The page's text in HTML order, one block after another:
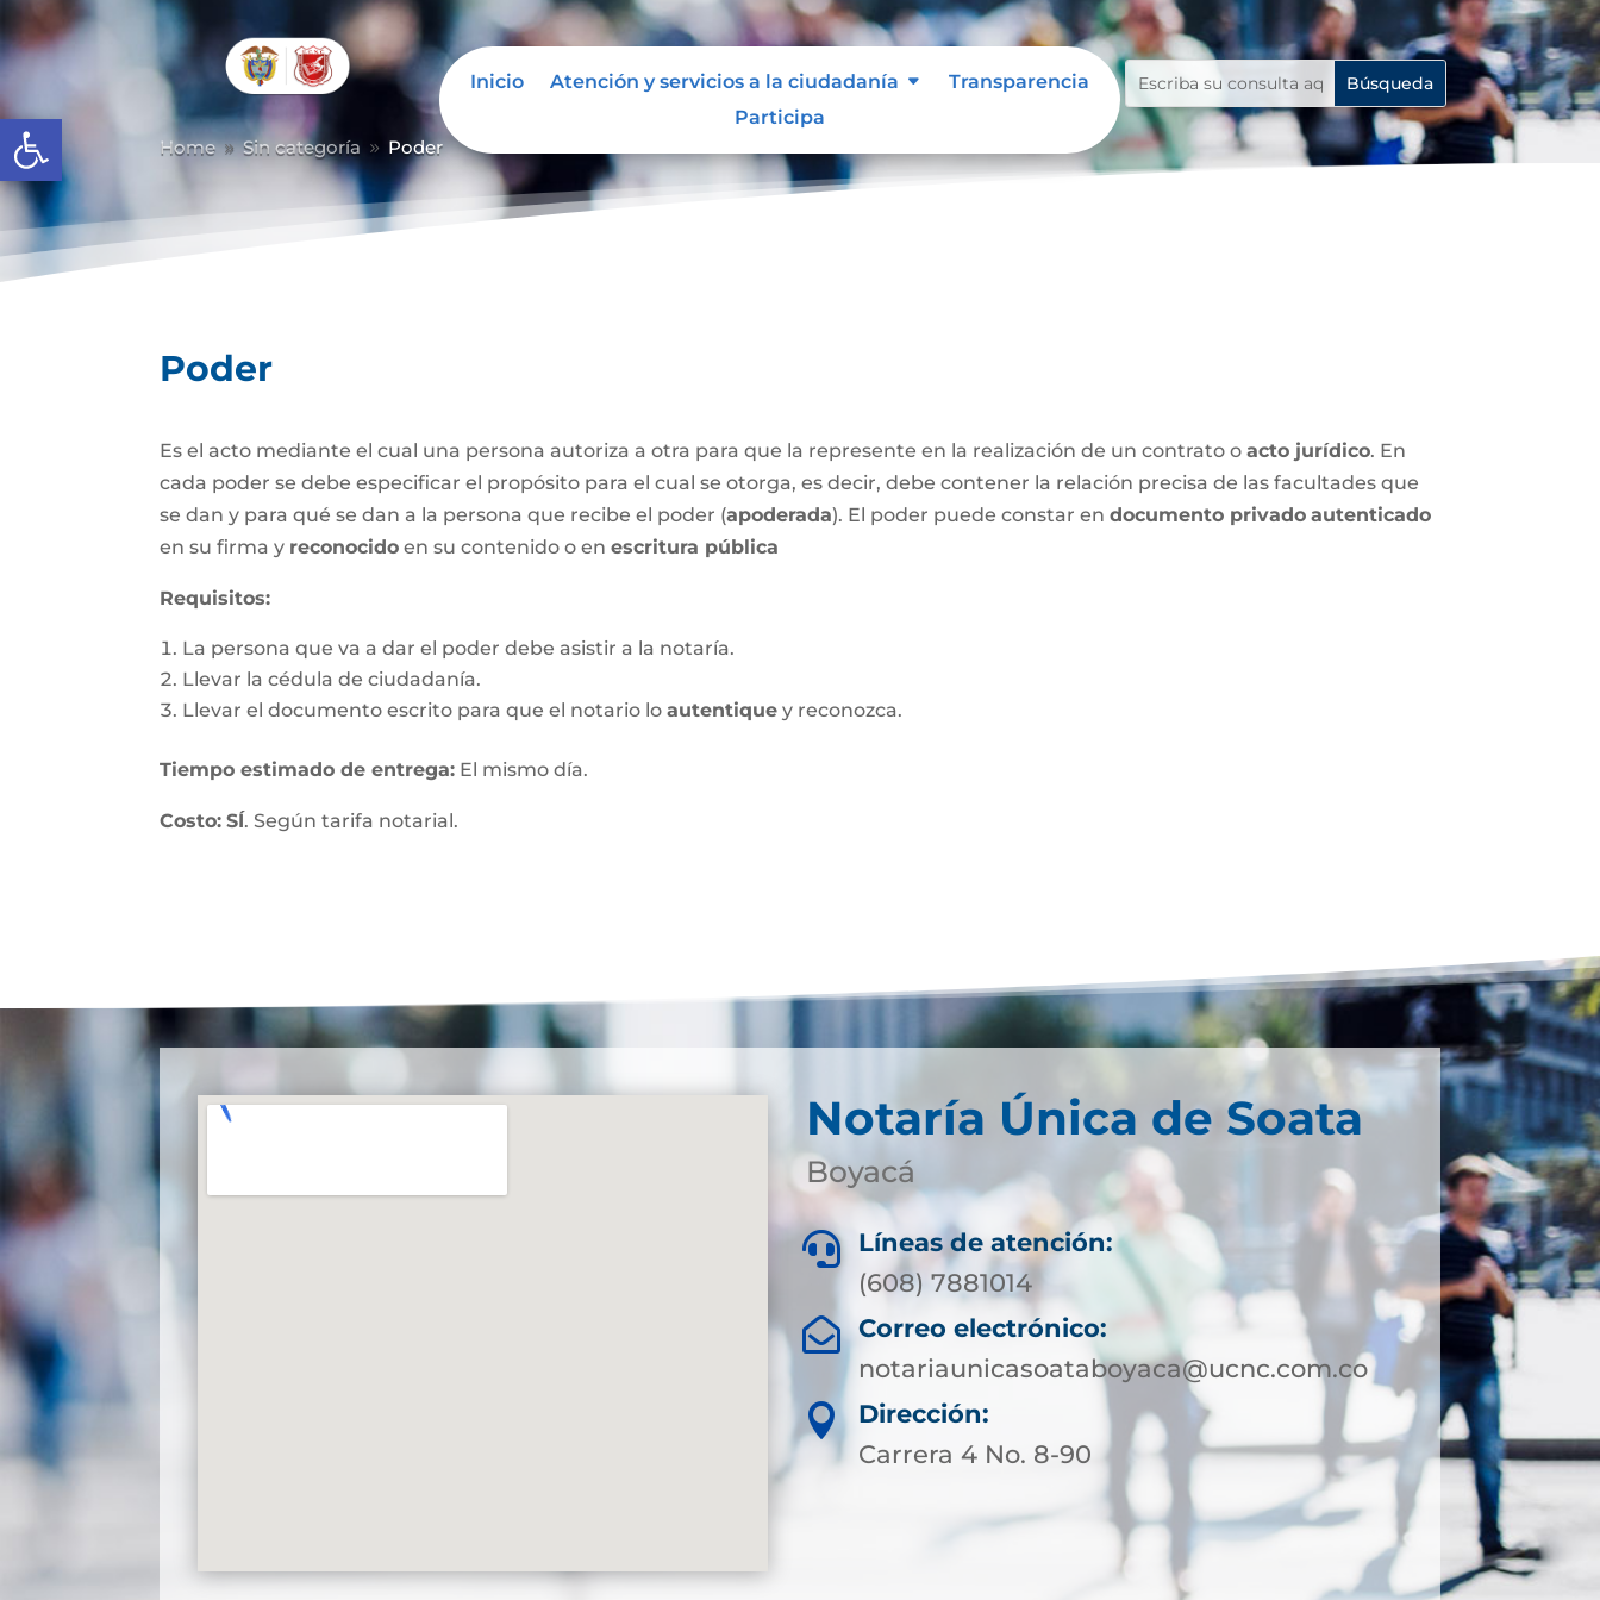
Abrir barra de herramientas
Inicio Atención y servicios a la ciudadanía
Transparencia
Participa
Home 9 Sin categoría 9 Poder
Poder
Es el acto mediante el cual una persona autoriza a otra para que la represente en la realización de un contrato oacto jurídico. En
cada poder se debe especificar el propósito para el cual se otorga, es decir, debe contener la relación precisa de las facultades que
se dan y para qué se dan a la persona que recibe el poder (apoderada). El poder puede constar endocumento privado autenticado
en su firma y reconocido en su contenido o enescritura pública
Requisitos:
La persona que va a dar el poder debe asistir a la notaría.
Llevar la cédula de ciudadanía.
Llevar el documento escrito para que el notario loautentique y reconozca.
Tiempo estimado de entrega: El mismo día.
Costo: SÍ. Según tarifa notarial.
Notaría Única de Soata
Boyacá

Líneas de atención:
(608) 7881014
 Correo electrónico:
notariaunicasoataboyaca@ucnc.com.co

Dirección:
Carrera 4 No. 8-90